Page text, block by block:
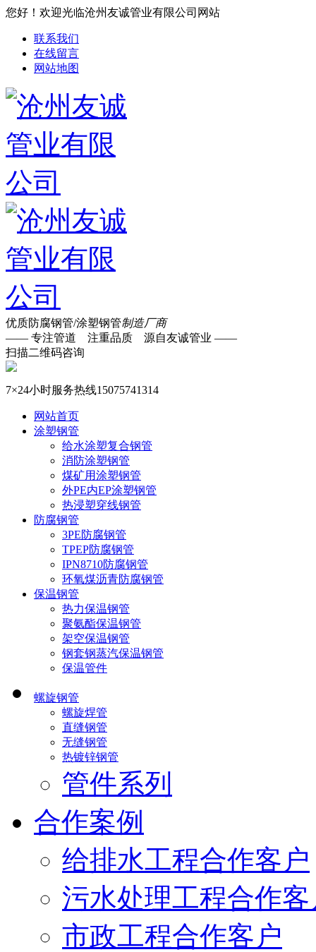
您好！欢迎光临沧州友诚管业有限公司网站
联系我们
在线留言
网站地图
优质防腐钢管/涂塑钢管制造厂商
—— 专注管道 注重品质 源自友诚管业 ——
扫描二维码咨询
7×24小时服务热线15075741314
网站首页
涂塑钢管
给水涂塑复合钢管
消防涂塑钢管
煤矿用涂塑钢管
外PE内EP涂塑钢管
热浸塑穿线钢管
防腐钢管
3PE防腐钢管
TPEP防腐钢管
IPN8710防腐钢管
环氧煤沥青防腐钢管
保温钢管
热力保温钢管
聚氨酯保温钢管
架空保温钢管
钢套钢蒸汽保温钢管
保温管件
螺旋钢管
螺旋焊管
直缝钢管
无缝钢管
热镀锌钢管
管件系列
合作案例
给排水工程合作客户
污水处理工程合作客
市政工程合作客户